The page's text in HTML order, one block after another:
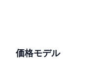
価格モデル